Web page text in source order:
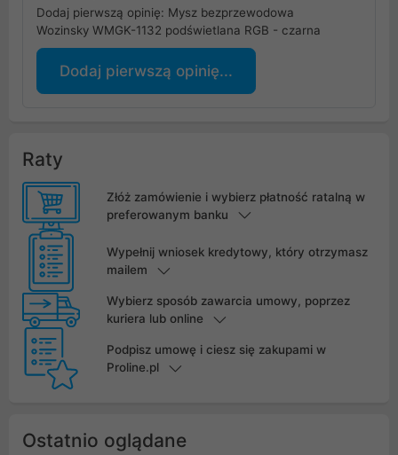
Dodaj pierwszą opinię: Mysz bezprzewodowa
Wozinsky WMGK-1132 podświetlana RGB - czarna
Dodaj pierwszą opinię...
Raty
Złóż zamówienie i wybierz płatność ratalną w
preferowanym banku
Wypełnij wniosek kredytowy, który otrzymasz
mailem
Wybierz sposób zawarcia umowy, poprzez
kuriera lub online
Podpisz umowę i ciesz się zakupami w
Proline.pl
Ostatnio oglądane